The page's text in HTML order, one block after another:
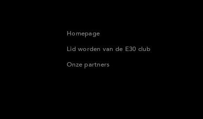
Homepage
Lid worden van de E30 club
Onze partners